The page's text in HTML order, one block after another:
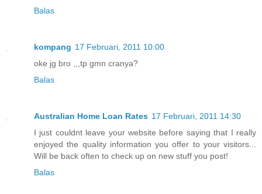
Balas
kompang 17 Februari, 2011 10:00
oke jg bro ,,,tp gmn cranya?
Balas
Australian Home Loan Rates 17 Februari, 2011 14:30
I just couldnt leave your website before saying that I really
enjoyed the quality information you offer to your visitors...
Will be back often to check up on new stuff you post!
Balas